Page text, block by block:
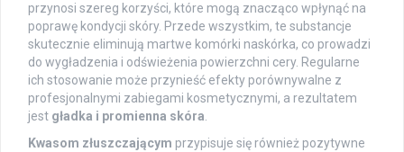
przynosi szereg korzyści, które mogą znacząco wpłynąć na
poprawę kondycji skóry. Przede wszystkim, te substancje
skutecznie eliminują martwe komórki naskórka, co prowadzi
do wygładzenia i odświeżenia powierzchni cery. Regularne
ich stosowanie może przynieść efekty porównywalne z
profesjonalnymi zabiegami kosmetycznymi, a rezultatem
jest gładka i promienna skóra.
Kwasom złuszczającym przypisuje się również pozytywne